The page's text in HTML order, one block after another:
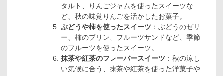
タルト、りんごジャムを使ったスイーツな
ど、秋の味覚りんごを活かしたお菓子。
ぶどうや柿を使ったスイーツ ：ぶどうのゼリ
ー、柿のプリン、フルーツサンドなど、季節
のフルーツを使ったスイーツ。
抹茶や紅茶のフレーバースイーツ ：秋の涼し
い気候に合う、抹茶や紅茶を使った洋菓子や